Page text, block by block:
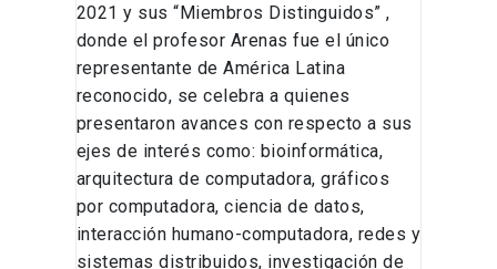
2021 y sus “Miembros Distinguidos” ,
donde el profesor Arenas fue el único
representante de América Latina
reconocido, se celebra a quienes
presentaron avances con respecto a sus
ejes de interés como: bioinformática,
arquitectura de computadora, gráficos
por computadora, ciencia de datos,
interacción humano-computadora, redes y
sistemas distribuidos, investigación de